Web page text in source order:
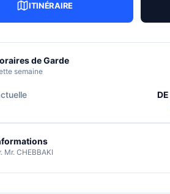
ITINÉRAIRE
de Garde
semaine
Mr. CHEBBAKI